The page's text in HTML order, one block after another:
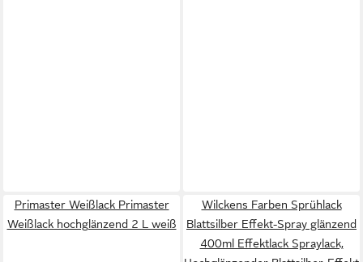
Primaster Weißlack Primaster
Weißlack hochglänzend 2 L weiß
Wilckens Farben Sprühlack
Blattsilber Effekt-Spray glänzend
400ml Effektlack Spraylack,